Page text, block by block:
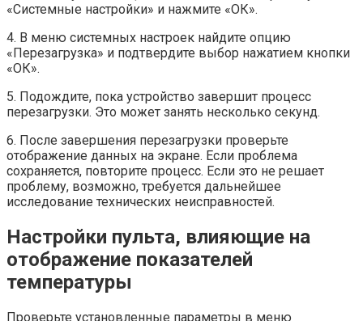
«Системные настройки» и нажмите «ОК».
4. В меню системных настроек найдите опцию
«Перезагрузка» и подтвердите выбор нажатием кнопки
«ОК».
5. Подождите, пока устройство завершит процесс
перезагрузки. Это может занять несколько секунд.
6. После завершения перезагрузки проверьте
отображение данных на экране. Если проблема
сохраняется, повторите процесс. Если это не решает
проблему, возможно, требуется дальнейшее
исследование технических неисправностей.
Настройки пульта, влияющие на
отображение показателей
температуры
Проверьте установленные параметры в меню